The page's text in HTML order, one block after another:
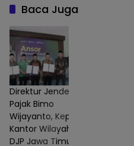
Baca Juga
Direktur Jenderal
Pajak Bimo
Wijayanto, Kepala
Kantor Wilayah
DJP Jawa Timur I